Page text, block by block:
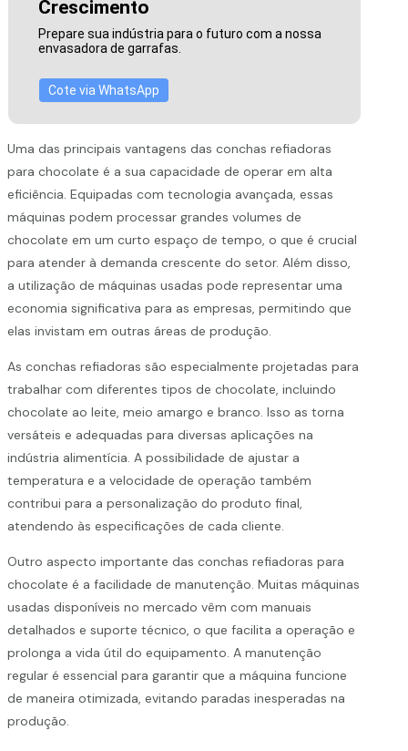
Crescimento
Prepare sua indústria para o futuro com a nossa
envasadora de garrafas.
Cote via WhatsApp
Uma das principais vantagens das conchas refiadoras
para chocolate é a sua capacidade de operar em alta
eficiência. Equipadas com tecnologia avançada, essas
máquinas podem processar grandes volumes de
chocolate em um curto espaço de tempo, o que é crucial
para atender à demanda crescente do setor. Além disso,
a utilização de máquinas usadas pode representar uma
economia significativa para as empresas, permitindo que
elas invistam em outras áreas de produção.
As conchas refiadoras são especialmente projetadas para
trabalhar com diferentes tipos de chocolate, incluindo
chocolate ao leite, meio amargo e branco. Isso as torna
versáteis e adequadas para diversas aplicações na
indústria alimentícia. A possibilidade de ajustar a
temperatura e a velocidade de operação também
contribui para a personalização do produto final,
atendendo às especificações de cada cliente.
Outro aspecto importante das conchas refiadoras para
chocolate é a facilidade de manutenção. Muitas máquinas
usadas disponíveis no mercado vêm com manuais
detalhados e suporte técnico, o que facilita a operação e
prolonga a vida útil do equipamento. A manutenção
regular é essencial para garantir que a máquina funcione
de maneira otimizada, evitando paradas inesperadas na
produção.